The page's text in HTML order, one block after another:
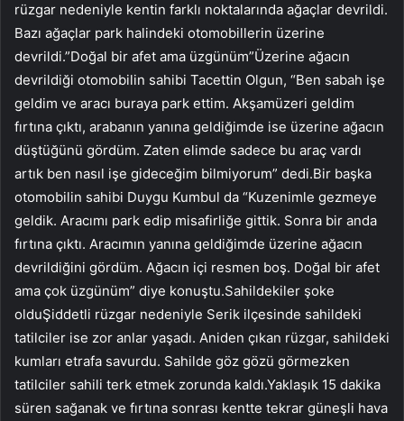
rüzgar nedeniyle kentin farklı noktalarında ağaçlar devrildi.
Bazı ağaçlar park halindeki otomobillerin üzerine
devrildi.”Doğal bir afet ama üzgünüm”Üzerine ağacın
devrildiği otomobilin sahibi Tacettin Olgun, “Ben sabah işe
geldim ve aracı buraya park ettim. Akşamüzeri geldim
fırtına çıktı, arabanın yanına geldiğimde ise üzerine ağacın
düştüğünü gördüm. Zaten elimde sadece bu araç vardı
artık ben nasıl işe gideceğim bilmiyorum” dedi.Bir başka
otomobilin sahibi Duygu Kumbul da “Kuzenimle gezmeye
geldik. Aracımı park edip misafirliğe gittik. Sonra bir anda
fırtına çıktı. Aracımın yanına geldiğimde üzerine ağacın
devrildiğini gördüm. Ağacın içi resmen boş. Doğal bir afet
ama çok üzgünüm” diye konuştu.Sahildekiler şoke
olduŞiddetli rüzgar nedeniyle Serik ilçesinde sahildeki
tatilciler ise zor anlar yaşadı. Aniden çıkan rüzgar, sahildeki
kumları etrafa savurdu. Sahilde göz gözü görmezken
tatilciler sahili terk etmek zorunda kaldı.Yaklaşık 15 dakika
süren sağanak ve fırtına sonrası kentte tekrar güneşli hava